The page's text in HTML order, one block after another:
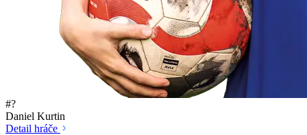
#?
Daniel Kurtin
Detail hráče